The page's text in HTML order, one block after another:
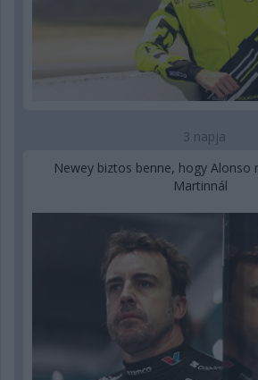
3 napja
Newey biztos benne, hogy Alonso
Martinnál